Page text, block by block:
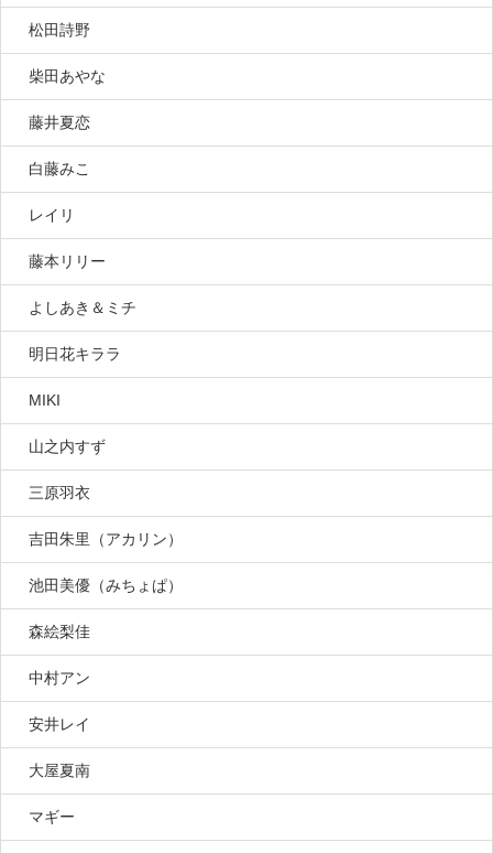
松田詩野
柴田あやな
藤井夏恋
白藤みこ
レイリ
藤本リリー
よしあき＆ミチ
明日花キララ
MIKI
山之内すず
三原羽衣
吉田朱里（アカリン）
池田美優（みちょぱ）
森絵梨佳
中村アン
安井レイ
大屋夏南
マギー